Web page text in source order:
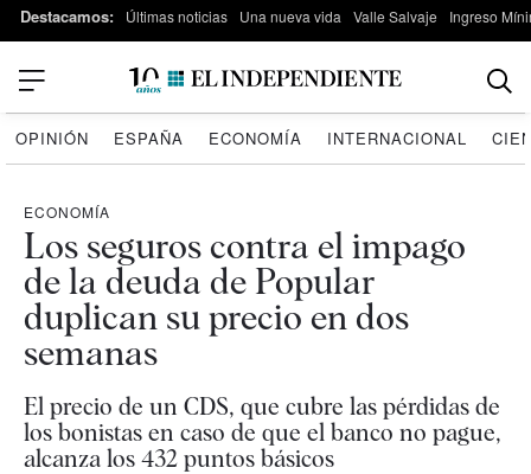
Destacamos: Últimas noticias Una nueva vida Valle Salvaje Ingreso
OPINIÓN ESPAÑA ECONOMÍA INTERNACIONAL
ECONOMÍA
Los seguros contra el impago
de la deuda de Popular
duplican su precio en dos
semanas
El precio de un CDS, que cubre las pérdidas de
los bonistas en caso de que el banco no pague,
alcanza los 432 puntos básicos